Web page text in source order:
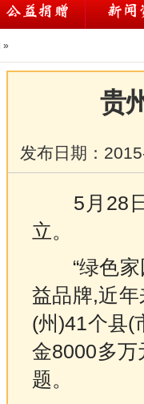
»
贵
发布日期：
5月28日,
立。
“绿色家
益品牌,近
(州)41个县(
金8000多
题。